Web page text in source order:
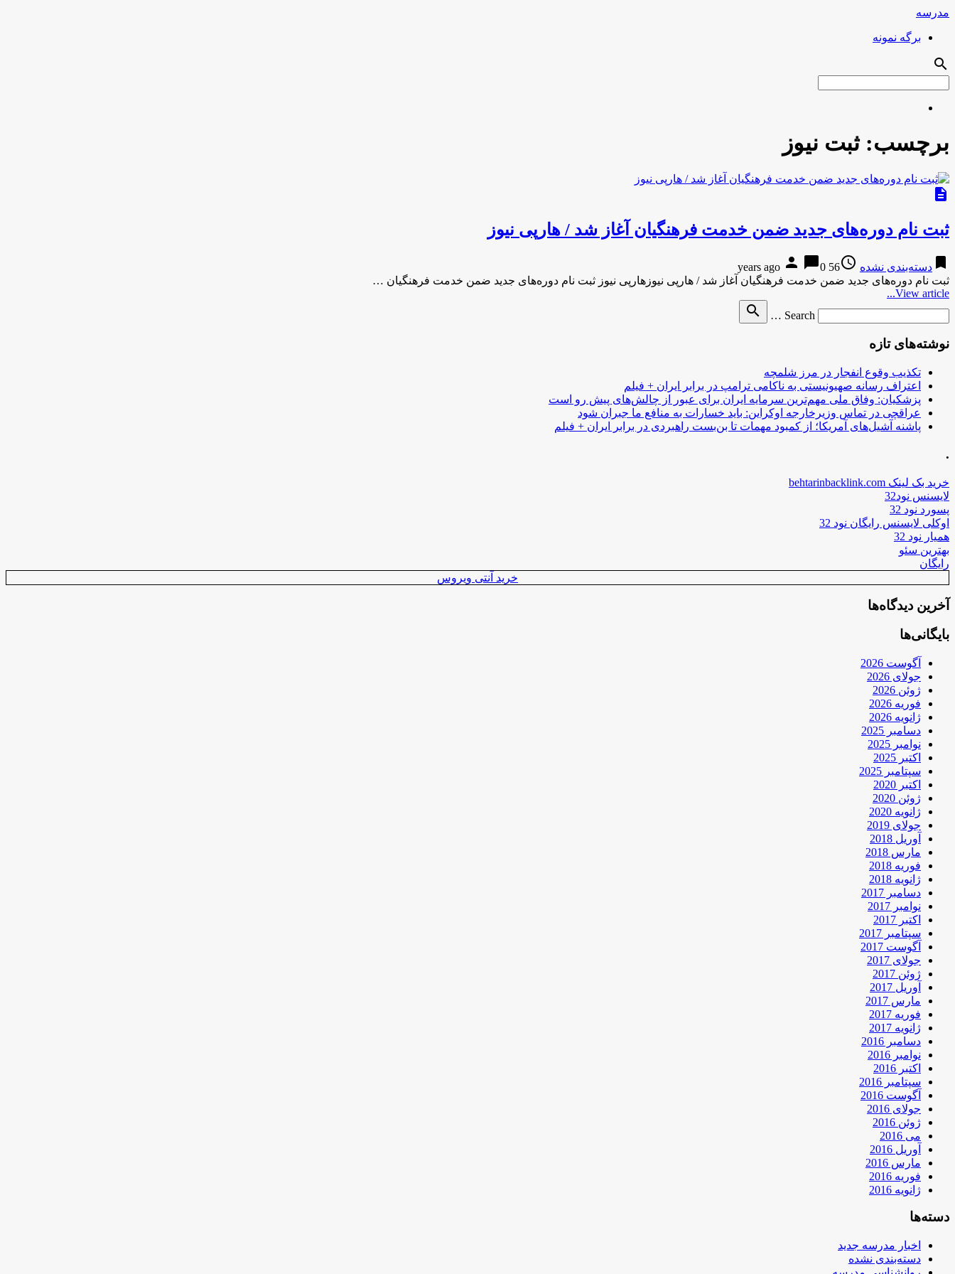
مدرسه
برگه نمونه
search
برچسب:ثبت نیوز
description
ثبت نام دوره‌های جدید ضمن خدمت فرهنگیان آغاز شد / هارپی نیوز
bookmark دسته‌بندی نشده access_time
56 years ago
person chat_bubble0
ثبت نام دوره‌های جدید ضمن خدمت فرهنگیان آغاز شد / هارپی نیوزهارپی نیوز ثبت نام دوره‌های جدید ضمن خدمت فرهنگیان …
View article...
Search …
search
نوشته‌های تازه
تکذیب وقوع انفجار در مرز شلمچه
اعتراف رسانه صهیونیستی به ناکامی ترامپ در برابر ایران + فیلم
پزشکیان: وفاق ملی مهم‌ترین سرمایه ایران برای عبور از چالش‌های پیش رو است
عراقچی در تماس وزیرخارجه اوکراین: باید خسارات به منافع ما جبران شود
پاشنه آشیل‌های آمریکا؛ از کمبود مهمات تا بن‌بست راهبردی در برابر ایران + فیلم
.
خرید بک لینک behtarinbacklink.com
لایسنس نود32
پسورد نود 32
اوکلی لایسنس رایگان نود 32
همیار نود 32
بهترین سئو
رایگان
خرید آنتی ویروس
آخرین دیدگاه‌ها
بایگانی‌ها
آگوست 2026
جولای 2026
ژوئن 2026
فوریه 2026
ژانویه 2026
دسامبر 2025
نوامبر 2025
اکتبر 2025
سپتامبر 2025
اکتبر 2020
ژوئن 2020
ژانویه 2020
جولای 2019
آوریل 2018
مارس 2018
فوریه 2018
ژانویه 2018
دسامبر 2017
نوامبر 2017
اکتبر 2017
سپتامبر 2017
آگوست 2017
جولای 2017
ژوئن 2017
آوریل 2017
مارس 2017
فوریه 2017
ژانویه 2017
دسامبر 2016
نوامبر 2016
اکتبر 2016
سپتامبر 2016
آگوست 2016
جولای 2016
ژوئن 2016
می 2016
آوریل 2016
مارس 2016
فوریه 2016
ژانویه 2016
دسته‌ها
اخبار مدرسه جدید
دسته‌بندی نشده